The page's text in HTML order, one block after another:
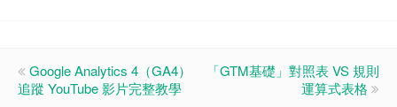
Google Analytics 4（GA4）
追蹤 YouTube 影片完整教學
「GTM基礎」對照表 VS 規則
運算式表格